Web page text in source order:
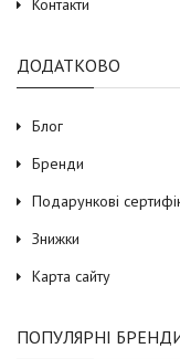
Контакти
ДОДАТКОВО
Блог
Бренди
Подарункові
Знижки
Карта сайту
ПОПУЛЯРНІ